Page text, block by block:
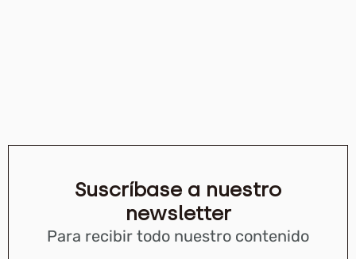
Suscríbase a nuestro
newsletter
Para recibir todo nuestro contenido